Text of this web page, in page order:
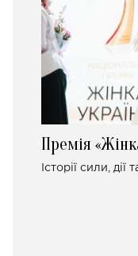
Премія
Історії сили,